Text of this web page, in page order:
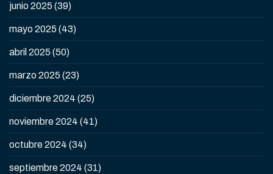
junio 2025 (39)
mayo 2025 (43)
abril 2025 (50)
marzo 2025 (23)
diciembre 2024 (25)
noviembre 2024 (41)
octubre 2024 (34)
septiembre 2024 (31)